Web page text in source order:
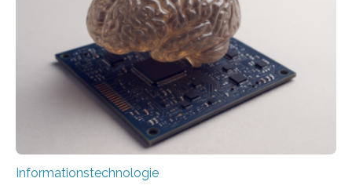
Avatare. Gen-AIvatar entwickelt innovative und
kosteneffiziente Methoden, um lebensechte Avatare zu
erstellen. „Besonders wichtig ist uns eine ganzheitliche
Animation, bei der Stimme, Körperbewegung, Gestik
und Mimik im Einklang sind…
Informationstechnologie